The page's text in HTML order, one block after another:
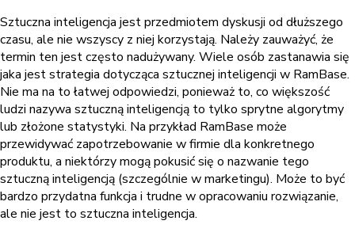
Sztuczna inteligencja jest przedmiotem dyskusji od dłuższego
czasu, ale nie wszyscy z niej korzystają. Należy zauważyć, że
termin ten jest często nadużywany. Wiele osób zastanawia się
jaka jest strategia dotycząca sztucznej inteligencji w RamBase.
Nie ma na to łatwej odpowiedzi, ponieważ to, co większość
ludzi nazywa sztuczną inteligencją to tylko sprytne algorytmy
lub złożone statystyki. Na przykład RamBase może
przewidywać zapotrzebowanie w firmie dla konkretnego
produktu, a niektórzy mogą pokusić się o nazwanie tego
sztuczną inteligencją (szczególnie w marketingu). Może to być
bardzo przydatna funkcja i trudne w opracowaniu rozwiązanie,
ale nie jest to sztuczna inteligencja.